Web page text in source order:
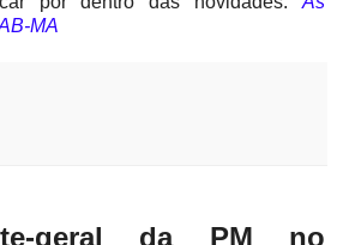
MA
geral da PM no